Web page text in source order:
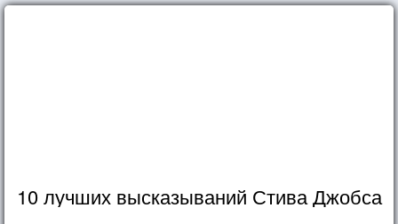
10 лучших высказываний Стива Джобса